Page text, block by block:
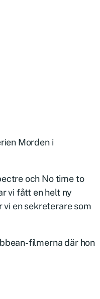
Morden i
och No time to
vi fått en helt ny
en sekreterare som
filmerna där hon